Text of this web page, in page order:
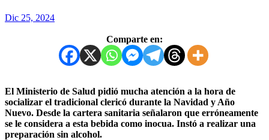
Dic 25, 2024
Comparte en:
El Ministerio de Salud pidió mucha atención a la hora de
socializar el tradicional clericó durante la Navidad y Año
Nuevo. Desde la cartera sanitaria señalaron que erróneamente
se le considera a esta bebida como inocua. Instó a realizar una
preparación sin alcohol.